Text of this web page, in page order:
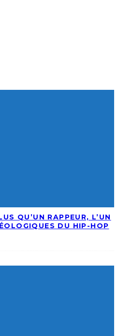
QU’UN RAPPEUR, L’UN
DU HIP-HOP